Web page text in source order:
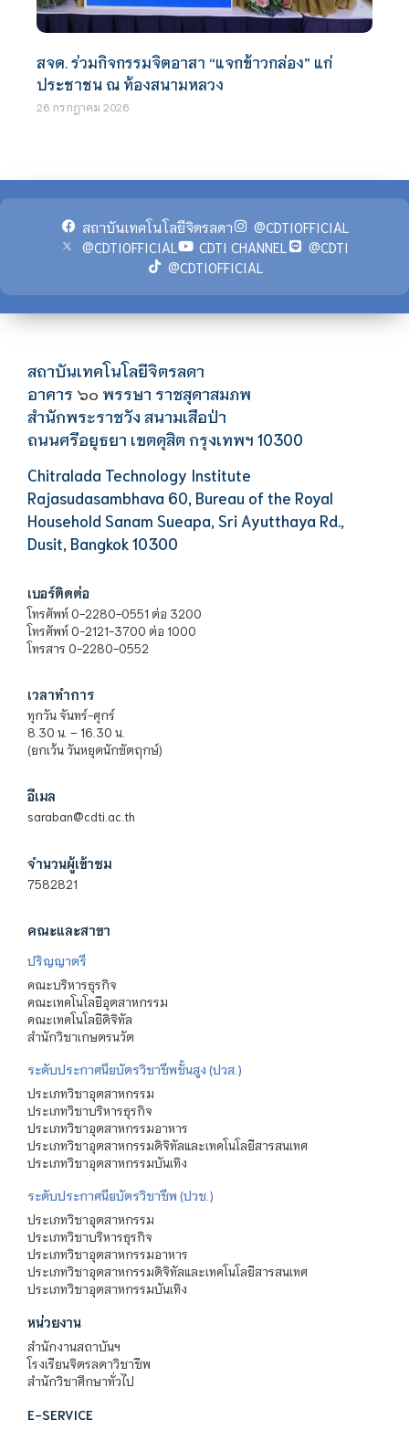
สจด. ร่วมกิจกรรมจิตอาสา “แจกข้าวกล่อง” แก่
ประชาชน ณ ท้องสนามหลวง
26 กรกฎาคม 2026
สถาบันเทคโนโลยีจิตรลดา
@CDTIOFFICIAL
@CDTIOFFICIAL
CDTI CHANNEL
@CDTI
@CDTIOFFICIAL
สถาบันเทคโนโลยีจิตรลดา
อาคาร ๖๐ พรรษา ราชสุดาสมภพ
สำนักพระราชวัง สนามเสือป่า
ถนนศรีอยุธยา เขตดุสิต กรุงเทพฯ 10300
Chitralada Technology Institute
Rajasudasambhava 60, Bureau of the Royal
Household Sanam Sueapa, Sri Ayutthaya Rd.,
Dusit, Bangkok 10300
เบอร์ติดต่อ
โทรศัพท์ 0-2280-0551 ต่อ 3200
โทรศัพท์ 0-2121-3700 ต่อ 1000
โทรสาร 0-2280-0552
เวลาทำการ
ทุกวัน จันทร์-ศุกร์
8.30 น. – 16.30 น.
(ยกเว้น วันหยุดนักขัตฤกษ์)
อีเมล
saraban@cdti.ac.th
จำนวนผู้เข้าชม
7582821
คณะและสาขา
ปริญญาตรี
คณะบริหารธุรกิจ
คณะเทคโนโลยีอุตสาหกรรม
คณะเทคโนโลยีดิจิทัล
สำนักวิชาเกษตรนวัต
ระดับประกาศนียบัตรวิชาชีพชั้นสูง (ปวส.)
ประเภทวิชาอุตสาหกรรม
ประเภทวิชาบริหารธุรกิจ
ประเภทวิชาอุตสาหกรรมอาหาร
ประเภทวิชาอุตสาหกรรมดิจิทัลและเทคโนโลยีสารสนเทศ
ประเภทวิชาอุตสาหกรรมบันเทิง
ระดับประกาศนียบัตรวิชาชีพ (ปวช.)
ประเภทวิชาอุตสาหกรรม
ประเภทวิชาบริหารธุรกิจ
ประเภทวิชาอุตสาหกรรมอาหาร
ประเภทวิชาอุตสาหกรรมดิจิทัลและเทคโนโลยีสารสนเทศ
ประเภทวิชาอุตสาหกรรมบันเทิง
หน่วยงาน
สำนักงานสถาบันฯ
โรงเรียนจิตรลดาวิชาชีพ
สำนักวิชาศึกษาทั่วไป
E-SERVICE